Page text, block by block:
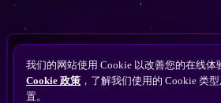
版权所有 © 2010 ~ 2026 隽永东方/
备案号：苏ICP备
我们的网站使用 Cookie 以改善您的在线体
Cookie 政策 ，了解我们使用的 Cookie 类
置。
Perplexity
Gemini
搜索找到您的独立站
免费获取隽永东方 SEO /